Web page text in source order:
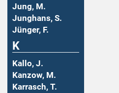
Jung, M.
Junghans, S.
Jünger, F.
K
Kallo, J.
Kanzow, M.
Karrasch, T.